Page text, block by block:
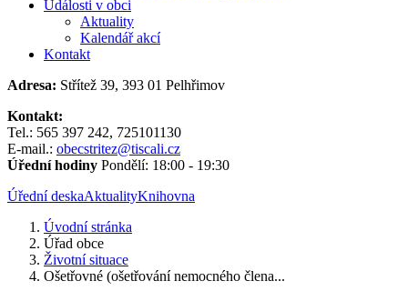
Události v obci
Aktuality
Kalendář akcí
Kontakt
Adresa: Střítež 39, 393 01 Pelhřimov
Kontakt:
Tel.: 565 397 242, 725101130
E-mail.: obecstritez@tiscali.cz
Úřední hodiny Pondělí: 18:00 - 19:30
Úřední deskaAktualityKnihovna
Úvodní stránka
Úřad obce
Životní situace
Ošetřovné (ošetřování nemocného člena...